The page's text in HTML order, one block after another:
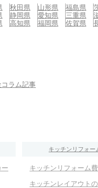
秋田県 山形県 福島県
静岡県 愛知県 三重県
高知県 福岡県 佐賀県
ラム記事
キッチンリフォー
キッチンリフォーム
キッチンレイアウト